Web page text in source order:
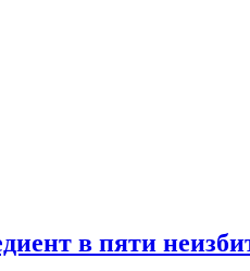
в пяти